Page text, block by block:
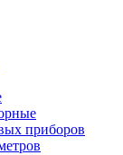
приборов